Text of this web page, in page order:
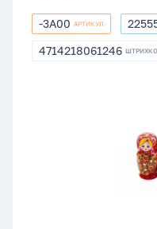
-3A00
-3A00 АРТИКУЛ
4714218061246
4714218061246